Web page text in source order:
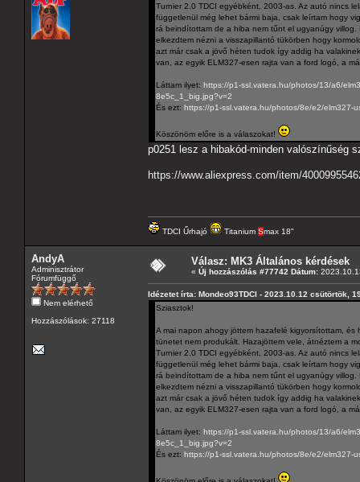
Turnier 2.0 TDCI egyébként, 2003-as. Az autó nincs
függetlenül még lehet bármi baja, csak leírtam hogy
rá beindítottam de a hiba nem tűnt el ugyanúgy
elkezdtem nézni a visszapillantó tükörben hogy
azt már csak a jövő héten tudok így addig ha
van, az egyik ELM327-esen rajta van a ford logó, a
Láttam ilyet: https://p1-ssl.vatera.hu/photos/13/a6/
8e5c_1_big.jpg?v=2
És ezt: https://p1-ssl.vatera.hu/photos/8e/e2/elm327-
Köszönöm előre is a válaszokat!
p0251 lesz a hibakód-minden valószínűség
https://www.aliexpress.com/item/
TDCI Űrhajó Titanium Smax 18"
AndyA
Adminisztrátor
Fórumfüggő
Nem elérhető
Hozzászólások: 27118
Válasz: MK3 Általános kérdések
« Új hozzászólás #77742 Dátum:
Idézetet írta: Mondeo93TDCI - 2023.10.12 csütörtök,
Sziasztok!
A mai napon ahogy jöttem hazafelé kigyorsítottam,
tünetet nem produkált. Hazajöttem vele, átnéztem a
Turnier 2.0 TDCI egyébként, 2003-as. Az autó nincs
függetlenül még lehet bármi baja, csak leírtam hogy
rá beindítottam de a hiba nem tűnt el ugyanúgy
elkezdtem nézni a visszapillantó tükörben hogy
azt már csak a jövő héten tudok így addig ha
van, az egyik ELM327-esen rajta van a ford logó, a
Láttam ilyet: https://p1-ssl.vatera.hu/photos/13/a6/
8e5c_1_big.jpg?v=2
És ezt: https://p1-ssl.vatera.hu/photos/8e/e2/elm327-